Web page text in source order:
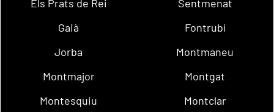
Els Prats de Rei
Sentmenat
Gaià
Fontrubí
Jorba
Montmaneu
Montmajor
Montgat
Montesquiu
Montclar